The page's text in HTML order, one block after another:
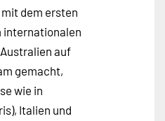
dem ersten
internationalen
auf
gemacht,
wie in
Italien und